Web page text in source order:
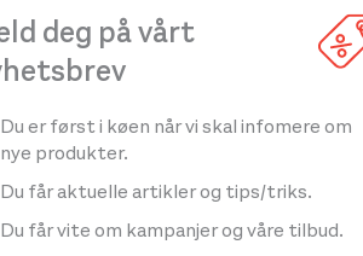
deg på vårt
Du er først i køen når vi skal infomere om
nye produkter.
Du får aktuelle artikler og tips/triks.
Du får vite om kampanjer og våre tilbud.